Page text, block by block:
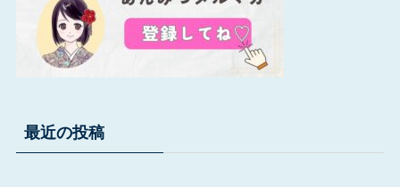
最近の投稿